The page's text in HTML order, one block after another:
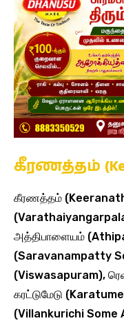
கீரணத்தம்
கீரணத்தம்
அத்திபாளையம்
(Saravanampatty
(Viswasapuram),
கரட்டுமேடு
(Villankurichi Some